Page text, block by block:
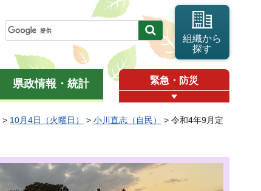
組織から
探す
県政情報・統計 緊急・防災
> 10月4日（火曜日） > 小川直志（自民）
> 令和4年9月定